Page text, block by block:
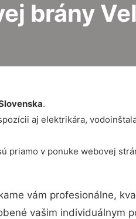
brány
.
aj elektrikára,
priamo v ponuke webovej
vám profesionálne,
vašim individuálnym